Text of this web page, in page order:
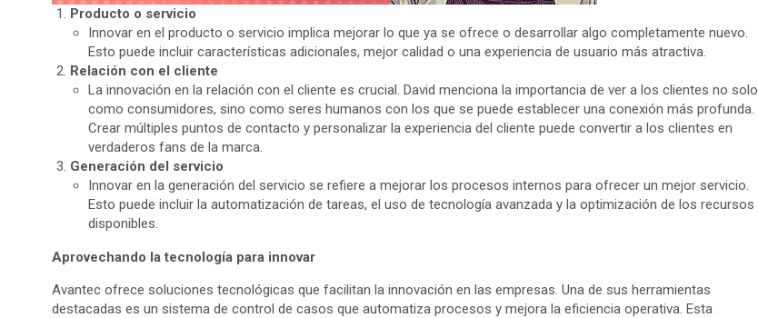
Producto o servicio
Innovar en el producto o servicio implica mejorar lo que ya se ofrece o desarrollar algo completamente nuevo.
Esto puede incluir características adicionales, mejor calidad o una experiencia de usuario más atractiva.
Relación con el cliente
La innovación en la relación con el cliente es crucial. David menciona la importancia de ver a los clientes no solo
como consumidores, sino como seres humanos con los que se puede establecer una conexión más profunda.
Crear múltiples puntos de contacto y personalizar la experiencia del cliente puede convertir a los clientes en
verdaderos fans de la marca.
Generación del servicio
Innovar en la generación del servicio se refiere a mejorar los procesos internos para ofrecer un mejor servicio.
Esto puede incluir la automatización de tareas, el uso de tecnología avanzada y la optimización de los recursos
disponibles.
Aprovechando la tecnología para innovar
Avantec ofrece soluciones tecnológicas que facilitan la innovación en las empresas. Una de sus herramientas
destacadas es un sistema de control de casos que automatiza procesos y mejora la eficiencia operativa. Esta